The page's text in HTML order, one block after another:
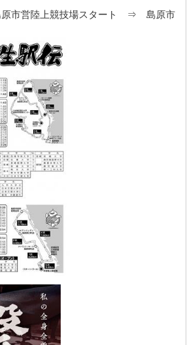
原市営陸上競技場スタート ⇒ 島原市